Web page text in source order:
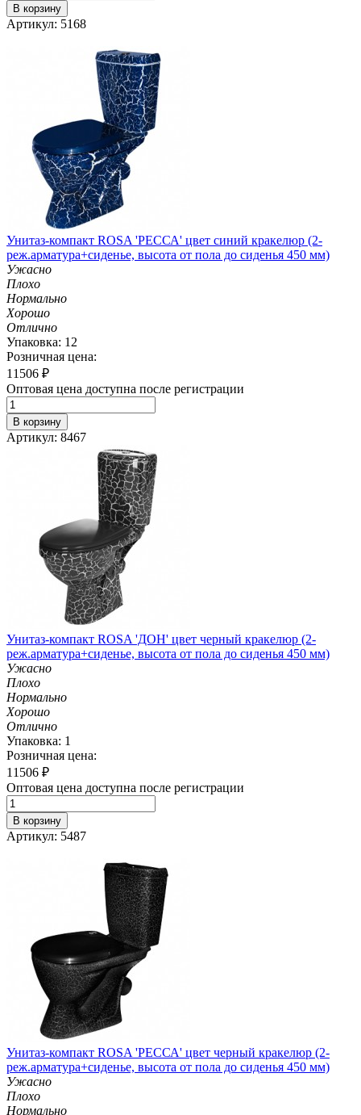
В корзину
Артикул: 5168
Унитаз-компакт ROSA 'РЕССА' цвет синий кракелюр (2-
реж.арматура+сиденье, высота от пола до сиденья 450 мм)
Ужасно
Плохо
Нормально
Хорошо
Отлично
Упаковка: 12
Розничная цена:
11506 ₽
Оптовая цена доступна после регистрации
В корзину
Артикул: 8467
Унитаз-компакт ROSA 'ДОН' цвет черный кракелюр (2-
реж.арматура+сиденье, высота от пола до сиденья 450 мм)
Ужасно
Плохо
Нормально
Хорошо
Отлично
Упаковка: 1
Розничная цена:
11506 ₽
Оптовая цена доступна после регистрации
В корзину
Артикул: 5487
Унитаз-компакт ROSA 'РЕССА' цвет черный кракелюр (2-
реж.арматура+сиденье, высота от пола до сиденья 450 мм)
Ужасно
Плохо
Нормально